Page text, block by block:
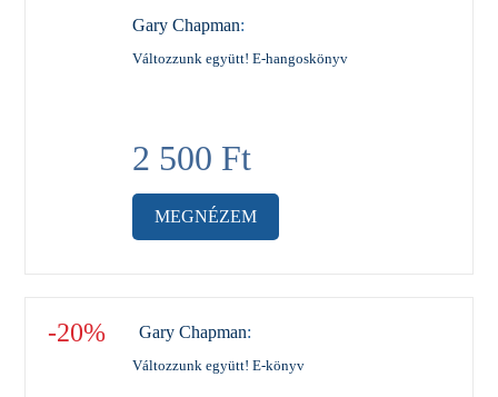
Gary Chapman:
Változzunk együtt! E-hangoskönyv
2 500 Ft
MEGNÉZEM
-20% Gary Chapman:
Változzunk együtt! E-könyv